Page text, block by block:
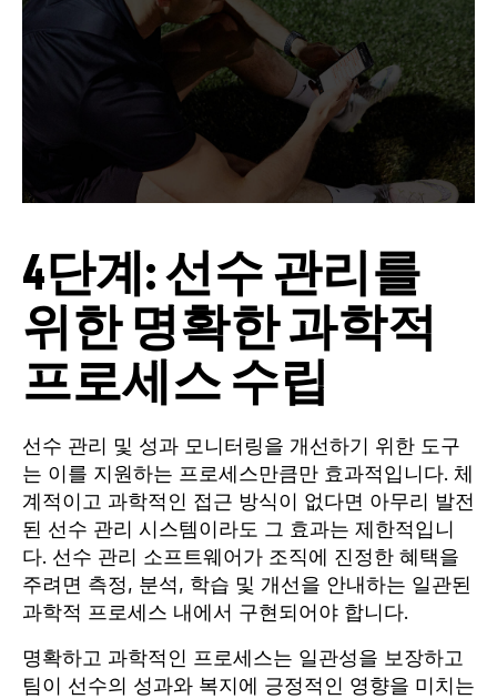
4단계: 선수 관리를
위한 명확한 과학적
프로세스 수립
선수 관리 및 성과 모니터링을 개선하기 위한 도구
는 이를 지원하는 프로세스만큼만 효과적입니다. 체
계적이고 과학적인 접근 방식이 없다면 아무리 발전
된 선수 관리 시스템이라도 그 효과는 제한적입니
다. 선수 관리 소프트웨어가 조직에 진정한 혜택을
주려면 측정, 분석, 학습 및 개선을 안내하는 일관된
과학적 프로세스 내에서 구현되어야 합니다.
명확하고 과학적인 프로세스는 일관성을 보장하고
팀이 선수의 성과와 복지에 긍정적인 영향을 미치는